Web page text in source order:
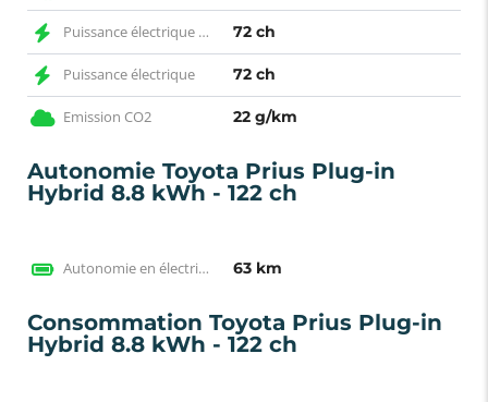
Puissance électrique CH 72 ch
Puissance électrique 72 ch
Emission CO2 22 g/km
Autonomie Toyota Prius Plug-in
Hybrid 8.8 kWh - 122 ch
Autonomie en électrique WLTP 63 km
Consommation Toyota Prius Plug-in
Hybrid 8.8 kWh - 122 ch